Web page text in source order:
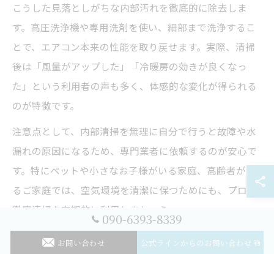
こうした見落としがちな内部汚れを徹底的に除去しま
す。高圧洗浄機や専用洗剤を使い、細部まで洗浄するこ
とで、エアコン本来の性能を取り戻せます。実際、清掃
後は「風量がアップした」「冷暖房の効きが良くなっ
た」という利用者の声も多く、体感的な変化が得られる
のが特徴です。
注意点として、内部清掃を無理に自分で行うと故障や水
漏れの原因になるため、専門業者に依頼するのが安心で
す。特にペットや小さなお子様がいる家庭、高齢者がい
るご家庭では、空気環境を清潔に保つためにも、プロの
徹底清掃を定期的に利用しましょう。
プロのエアコンクリーニングで健康面も安心
090-6393-8339
お問い合わせ 公式ラインからのお問い合わせ